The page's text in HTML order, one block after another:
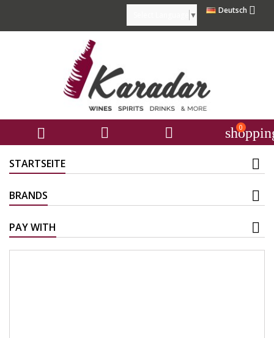
Deutsch 
▼
   0
STARTSEITE
BRANDS
PAY WITH